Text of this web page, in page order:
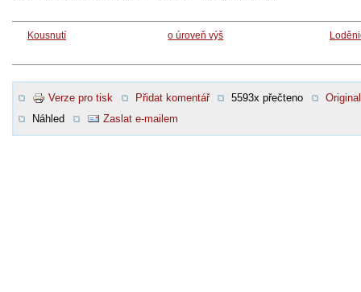
Kousnutí o úroveň výš
Verze pro tisk Přidat komentář 5593x přečteno
Original
Náhled
Zaslat e-mailem